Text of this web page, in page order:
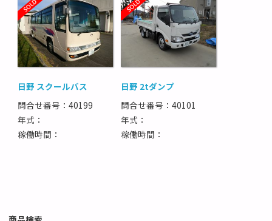
日野 スクールバス
問合せ番号：40199
年式：
稼働時間：
日野 2tダンプ
問合せ番号：40101
年式：
稼働時間：